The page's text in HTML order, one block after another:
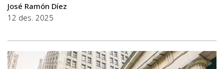
José Ramón Díez
12 des. 2025